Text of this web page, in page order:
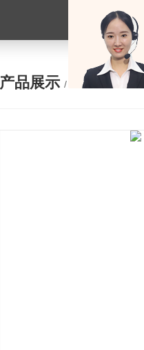
产品展示 / PRODUCTS